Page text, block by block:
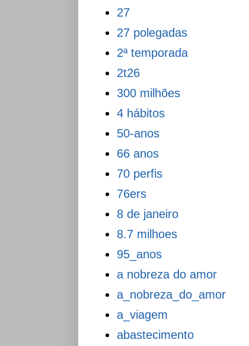
27
27 polegadas
2ª temporada
2t26
300 milhões
4 hábitos
50-anos
66 anos
70 perfis
76ers
8 de janeiro
8.7 milhoes
95_anos
a nobreza do amor
a_nobreza_do_amor
a_viagem
abastecimento